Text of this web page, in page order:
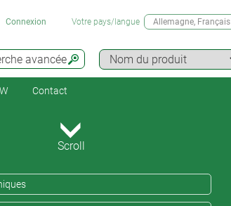
avancée
Connexion Votre pays/langue Allemagne, Français
Contact
Scroll